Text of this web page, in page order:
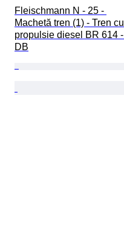
Fleischmann N - 25 -
Machetă tren (1) - Tren cu
propulsie diesel BR 614 -
DB